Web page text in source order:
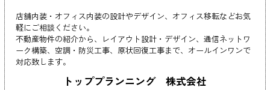
店舗内装・オフィス内装の設計やデザイン、オフィス移転などお気
軽にご相談ください。
不動産物件の紹介から、レイアウト設計・デザイン、通信ネットワ
ーク構築、空調・防災工事、原状回復工事まで、オールインワンで
対応致します。
トッププランニング 株式会社